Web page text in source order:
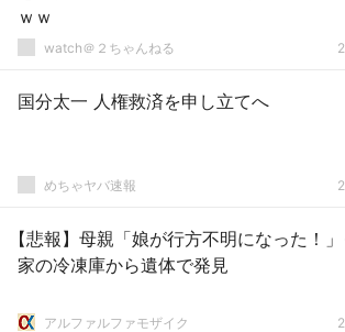
ｗｗ
watch＠２ちゃんねる
国分太一 人権救済を申し立てへ
めちゃヤバ速報
【悲報】母親「娘が行方不明になった！
家の冷凍庫から遺体で発見
アルファルファモザイク